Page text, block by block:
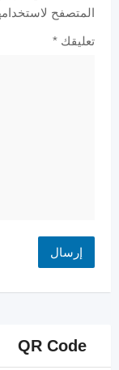
المتصفح
تعليقك *
QR Code